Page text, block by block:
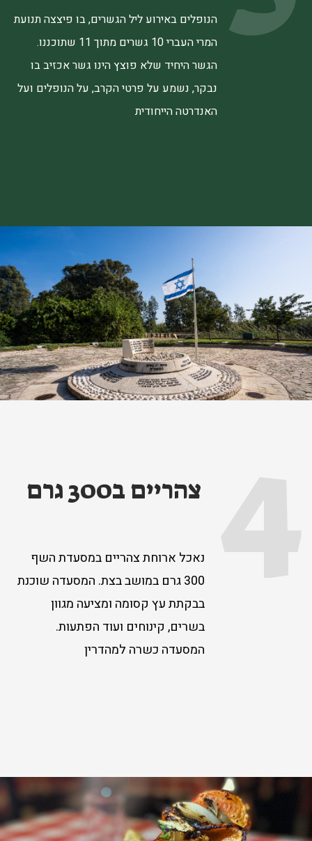
הנופלים באירוע ליל הגשרים, בו פיצצה תנועת
המרי העברי 10 גשרים מתוך 11 שתוכננו.
הגשר היחיד שלא פוצץ הינו גשר אכזיב בו
נבקר, נשמע על פרטי הקרב, על הנופלים ועל
האנדרטה הייחודית
צהריים ב300 גרם
נאכל ארוחת צהריים במסעדת השף
300 גרם במושב בצת. המסעדה שוכנת
בבקתת עץ קסומה ומציעה מגוון
בשרים, קינוחים ועוד הפתעות.
המסעדה כשרה למהדרין